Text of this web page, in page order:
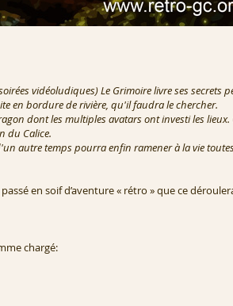
vidéoludiques) Le Grimoire livre ses
en bordure de rivière, qu'il faudra le chercher.
dont les multiples avatars ont investi les
du Calice.
autre temps pourra enfin ramener à la vie
en soif d’aventure « rétro » que ce
chargé: